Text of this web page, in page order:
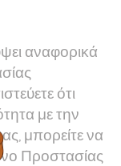
αναφορικά
ότι
με την
μπορείτε να
Προστασίας